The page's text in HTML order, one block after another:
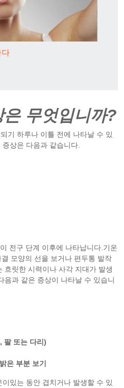
무엇입니까?
기 하루나 이틀 전에 나타날 수 있
상은 다음과 같습니다.
전구 단계 이후에 나타납니다.기운
모양의 선을 보거나 편두통 발작
흐릿한 시력이나 사각 지대가 발생
음과 같은 증상이 나타날 수 있습니
팔 또는 다리)
은 부분 보기
있는 동안 겹치거나 발생할 수 있